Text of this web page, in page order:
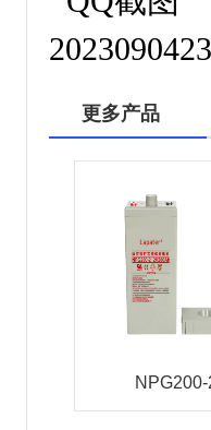
更多产品
NPG200-